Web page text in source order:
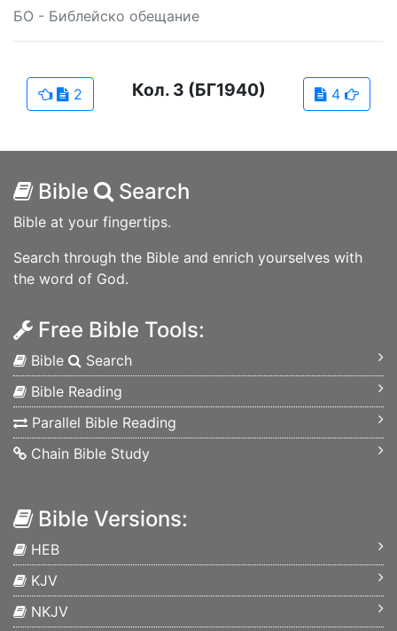
БО - Библейско обещание
2 4
Кол.3 (БГ1940)
Bible Search
Bible at your fingertips.
Search through the Bible and enrich yourselves with
the word of God.
Free Bible Tools:
Bible
Search
Bible Reading
Parallel Bible Reading
Chain Bible Study
Bible Versions:
HEB
KJV
NKJV